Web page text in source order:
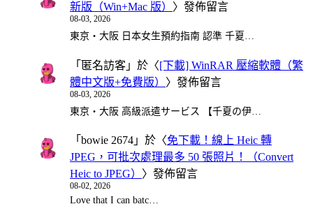
新版（Win+Mac 版） 〉發佈留言
08-03, 2026
東京・大阪 日本女生預約指南 認準 千夏…
「 匿名訪客 」於〈[下載] WinRAR 壓縮軟體（繁
體中文版+免費版） 〉發佈留言
08-03, 2026
東京・大阪 高級派遣サービス 【千夏の伊…
「 bowie 2674 」於〈免下載！線上 Heic 轉
JPEG，可批次處理最多 50 張照片！（Convert
Heic to JPEG） 〉發佈留言
08-02, 2026
Love that I can batc…